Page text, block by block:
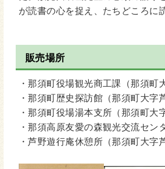
が読書の心を捉え、たちどころに
販売場所
・那須町役場観光商工課（那須町
・那須町歴史探訪館（那須町大字
・那須町役場湯本支所（那須町大
・那須高原友愛の森観光交流セン
・芦野遊行庵休憩所（那須町大字